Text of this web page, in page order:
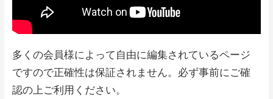
多くの会員様によって自由に編集されているページ
ですので正確性は保証されません。必ず事前にご確
認の上ご利用ください。